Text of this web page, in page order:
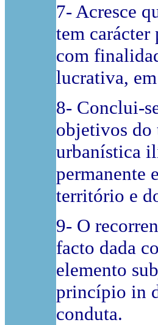
7- Acresce
tem carácter
com
lucrativa,
8- Conclui-
objetivos do
urbanística
permanente
território e
9- O
facto dada
elemento
princípio in
conduta.